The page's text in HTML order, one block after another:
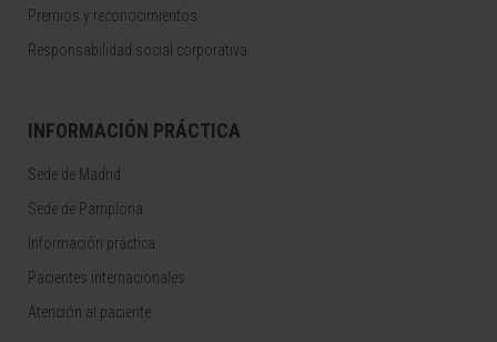
Premios y reconocimientos
Responsabilidad social corporativa
INFORMACIÓN PRÁCTICA
Sede de Madrid
Sede de Pamplona
Información práctica
Pacientes internacionales
Atención al paciente